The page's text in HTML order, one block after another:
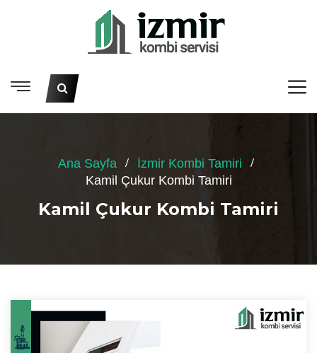
Ana Sayfa
İzmir Kombi Tamiri
Kamil Çukur Kombi Tamiri
Kamil Çukur Kombi Tamiri